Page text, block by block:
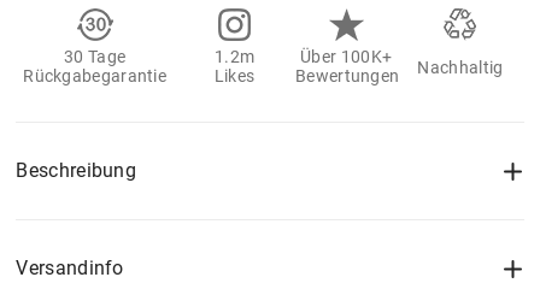
30 Tage
Rückgabegarantie
1.2m
Likes
Über 100K+
Bewertungen
Nachhaltig
Beschreibung
Versandinfo